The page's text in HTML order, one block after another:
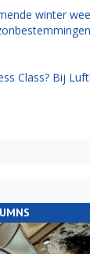
winter
Class? Bij